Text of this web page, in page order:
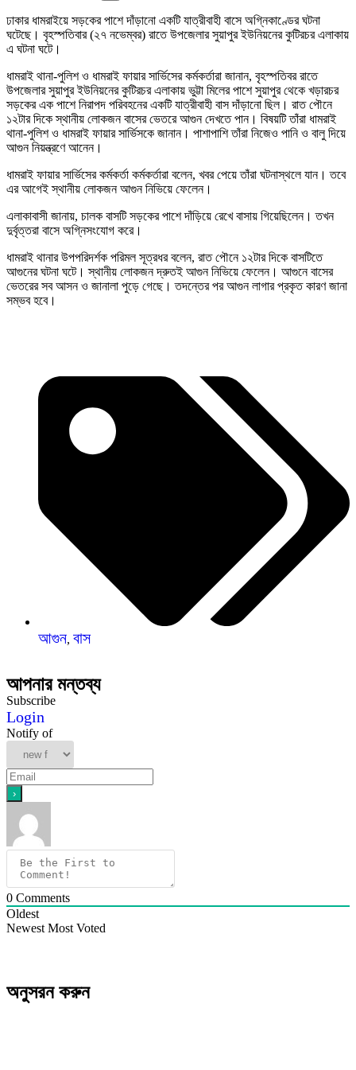
ঢাকার ধামরাইয়ে সড়কের পাশে দাঁড়ানো একটি যাত্রীবাহী বাসে অগ্নিকাণ্ডের ঘটনা
ঘটেছে। বৃহস্পতিবার (২৭ নভেম্বর) রাতে উপজেলার সুয়াপুর ইউনিয়নের কুটিরচর এলাকায়
এ ঘটনা ঘটে।
ধামরাই থানা-পুলিশ ও ধামরাই ফায়ার সার্ভিসের কর্মকর্তারা জানান, বৃহস্পতিবর রাতে
উপজেলার সুয়াপুর ইউনিয়নের কুটিরচর এলাকায় ভুট্টা মিলের পাশে সুয়াপুর থেকে খড়ারচর
সড়কের এক পাশে নিরাপদ পরিবহনের একটি যাত্রীবাহী বাস দাঁড়ানো ছিল। রাত পৌনে
১২টার দিকে স্থানীয় লোকজন বাসের ভেতরে আগুন দেখতে পান। বিষয়টি তাঁরা ধামরাই
থানা-পুলিশ ও ধামরাই ফায়ার সার্ভিসকে জানান। পাশাপাশি তাঁরা নিজেও পানি ও বালু দিয়ে
আগুন নিয়ন্ত্রণে আনেন।
ধামরাই ফায়ার সার্ভিসের কর্মকর্তা কর্মকর্তারা বলেন, খবর পেয়ে তাঁরা ঘটনাস্থলে যান। তবে
এর আগেই স্থানীয় লোকজন আগুন নিভিয়ে ফেলেন।
এলাকাবাসী জানায়, চালক বাসটি সড়কের পাশে দাঁড়িয়ে রেখে বাসায় গিয়েছিলেন। তখন
দুর্বৃত্তরা বাসে অগ্নিসংযোগ করে।
ধামরাই থানার উপপরিদর্শক পরিমল সূত্রধর বলেন, রাত পৌনে ১২টার দিকে বাসটিতে
আগুনের ঘটনা ঘটে। স্থানীয় লোকজন দ্রুতই আগুন নিভিয়ে ফেলেন। আগুনে বাসের
ভেতরের সব আসন ও জানালা পুড়ে গেছে। তদন্তের পর আগুন লাগার প্রকৃত কারণ জানা
সম্ভব হবে।
আগুন, বাস
আপনার মন্তব্য
Subscribe
Login
Notify of
0 Comments
Oldest
Newest Most Voted
অনুসরন করুন